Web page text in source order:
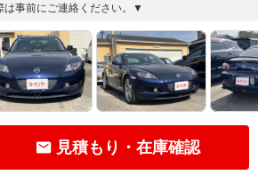
事前にご連絡ください。▼
見積もり・在庫確認